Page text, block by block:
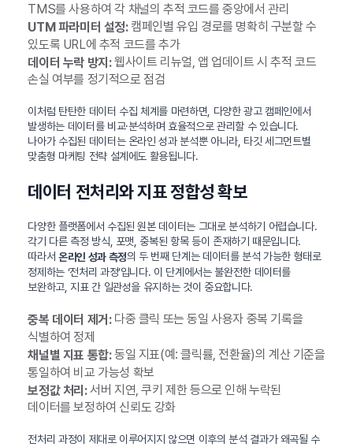
TMS를 사용하여 각 채널의 추적 코드를 중앙에서 관리
UTM 파라미터 설정:캠페인별 유입 경로를 명확히 구분할 수
있도록 URL에 추적 코드를 추가
데이터 누락 방지:웹사이트 리뉴얼, 앱 업데이트 시 추적 코드
손실 여부를 정기적으로 점검
이처럼 탄탄한 데이터 수집 체계를 마련하면, 다양한 광고 캠페인에서
발생하는 데이터를 비교·분석하며 효율적으로 관리할 수 있습니다.
나아가 수집된 데이터는 온라인 성과 분석뿐 아니라, 타깃 세그먼트별
맞춤형 마케팅 전략 설계에도 활용됩니다.
데이터 전처리와 지표 정합성 확보
다양한 플랫폼에서 수집된 원본 데이터는 그대로 분석하기 어렵습니다.
각기 다른 측정 방식, 포맷, 중복된 항목 등이 존재하기 때문입니다.
따라서 온라인 성과 측정의 두 번째 단계는 데이터를 분석 가능한 형태로
정제하는 ‘전처리 과정’입니다. 이 단계에서는 불완전한 데이터를
보완하고, 지표 간 일관성을 유지하는 것이 중요합니다.
중복 데이터 제거:다중 클릭 또는 동일 사용자 중복 기록을
식별하여 정제
채널별 지표 통합:동일 지표(예: 클릭률, 전환율)의 계산 기준을
통일하여 비교 가능성 확보
보정값 처리:서버 지연, 쿠키 제한 등으로 인해 누락된
데이터를 보정하여 신뢰도 강화
전처리 과정이 제대로 이루어지지 않으면 이후의 분석 결과가 왜곡될 수